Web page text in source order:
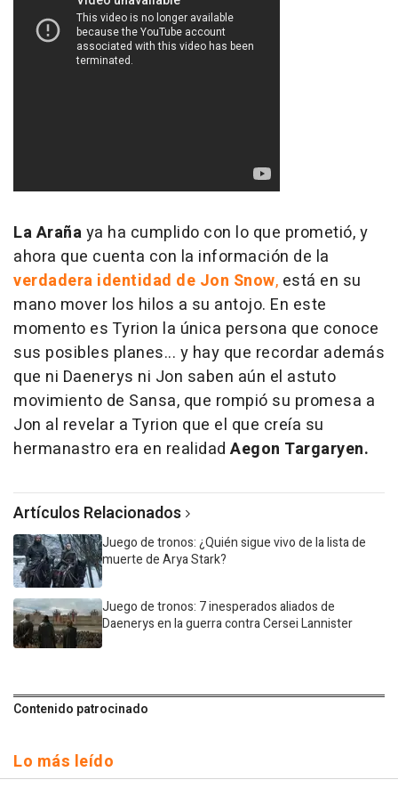
La Arañaya ha cumplido con lo que prometió, y
ahora que cuenta con la información de la
verdadera identidad de Jon Snow, está en su
mano mover los hilos a su antojo. En este
momento es Tyrion la única persona que conoce
sus posibles planes... y hay que recordar además
que ni Daenerys ni Jon saben aún el astuto
movimiento de Sansa, que rompió su promesa a
Jon al revelar a Tyrion que el que creía su
hermanastro era en realidad Aegon Targaryen.
Artículos Relacionados
Juego de tronos: ¿Quién sigue vivo de la lista de
muerte de Arya Stark?
Juego de tronos: 7 inesperados aliados de
Daenerys en la guerra contra Cersei Lannister
Contenido patrocinado
Lo más leído